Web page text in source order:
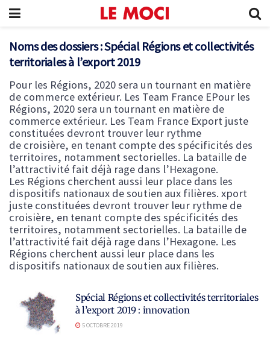
Noms des dossiers :Spécial Régions et collectivités
territoriales à l’export 2019
Pour les Régions, 2020 sera un tournant en matière
de commerce extérieur. Les Team France EPour les
Régions, 2020 sera un tournant en matière de
commerce extérieur. Les Team France Export juste
constituées devront trouver leur rythme
de croisière, en tenant compte des spécificités des
territoires, notamment sectorielles. La bataille de
l’attractivité fait déjà rage dans l’Hexagone.
Les Régions cherchent aussi leur place dans les
dispositifs nationaux de soutien aux filières. xport
juste constituées devront trouver leur rythme de
croisière, en tenant compte des spécificités des
territoires, notamment sectorielles. La bataille de
l’attractivité fait déjà rage dans l’Hexagone. Les
Régions cherchent aussi leur place dans les
dispositifs nationaux de soutien aux filières.
Spécial Régions et collectivités territoriales
à l’export 2019 : innovation
5 OCTOBRE 2019